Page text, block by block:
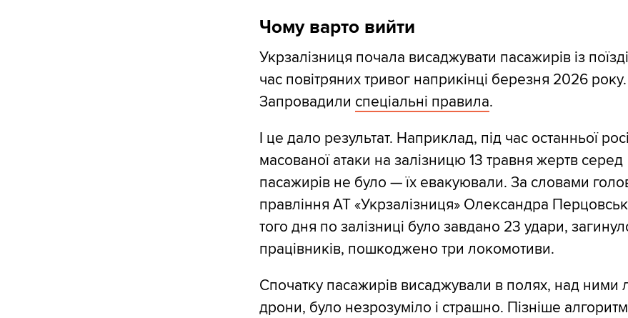
Чому варто вийти
Укрзалізниця почала висаджувати пасажирів із
час повітряних тривог наприкінці березня 2026 року.
Запровадили спеціальні правила.
І це дало результат. Наприклад, під час останньої
масованої атаки на залізницю 13 травня жертв серед
пасажирів не було — їх евакуювали. За словами
правління АТ «Укрзалізниця» Олександра
того дня по залізниці було завдано 23 удари,
працівників, пошкоджено три локомотиви.
Спочатку пасажирів висаджували в полях, над ними
дрони, було незрозуміло і страшно. Пізніше алгоритм